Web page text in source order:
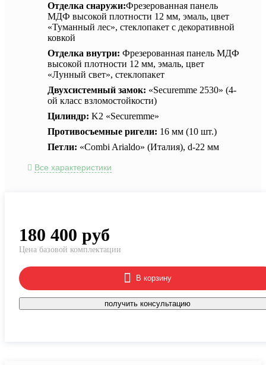
Отделка снаружи:Фрезерованная панель
МДФ высокой плотности 12 мм, эмаль, цвет
«Туманный лес», стеклопакет с декоративной
ковкой
Отделка внутри: Фрезерованная панель МДФ
высокой плотности 12 мм, эмаль, цвет
«Лунный свет», стеклопакет
Двухсистемный замок: «Securemme 2530» (4-
ой класс взломостойкости)
Цилиндр: K2 «Securemme»
Противосъемные ригели: 16 мм (10 шт.)
Петли: «Combi Arialdo» (Италия), d-22 мм
Все характеристики
180 400 руб
Цена базовой комплектации
В корзину
получить консультацию